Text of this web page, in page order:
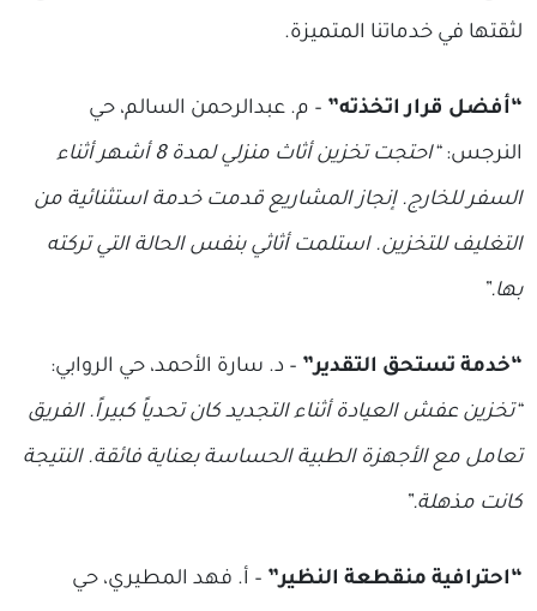
لثقتها في خدماتنا المتميزة.
“أفضل قرار اتخذته” – م. عبدالرحمن السالم، حي
النرجس:
“احتجت تخزين أثاث منزلي لمدة 8 أشهر أثناء
السفر للخارج. إنجاز المشاريع قدمت خدمة استثنائية من
التغليف للتخزين. استلمت أثاثي بنفس الحالة التي تركته
بها.”
“خدمة تستحق التقدير” – د. سارة الأحمد، حي الروابي:
“تخزين عفش العيادة أثناء التجديد كان تحدياً كبيراً. الفريق
تعامل مع الأجهزة الطبية الحساسة بعناية فائقة. النتيجة
كانت مذهلة.”
“احترافية منقطعة النظير” – أ. فهد المطيري، حي